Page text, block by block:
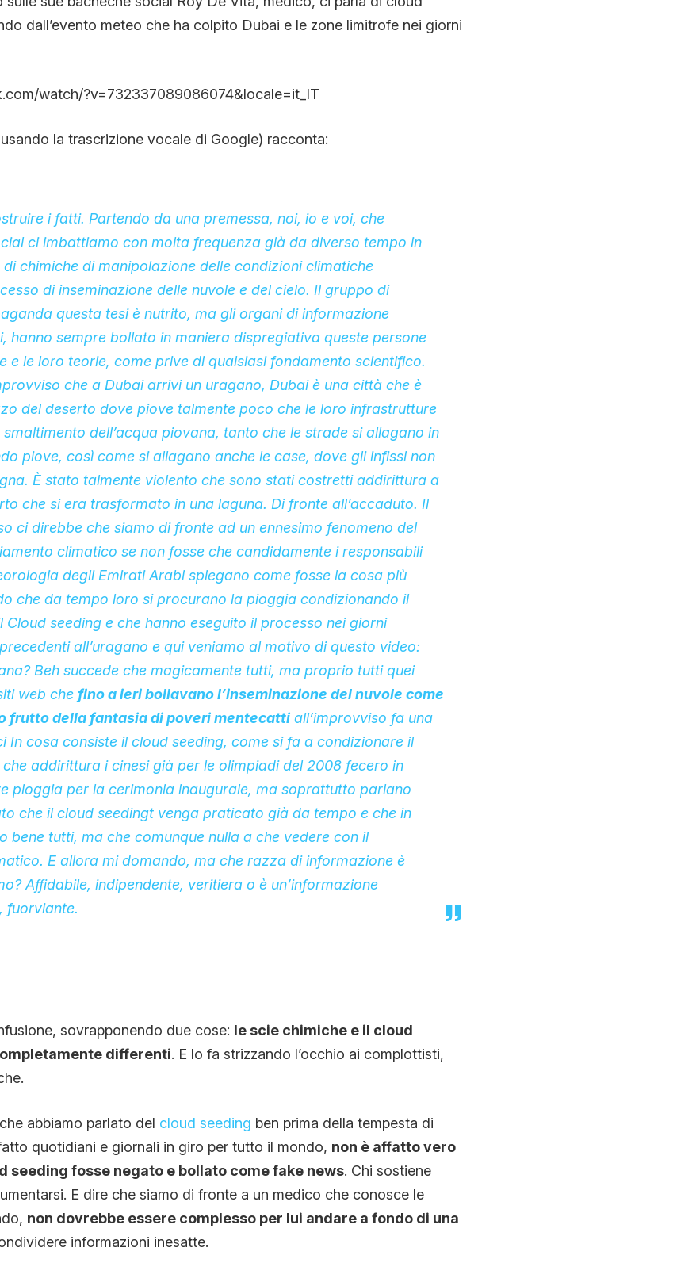
SIAMO
dall’evento meteo che ha colpito Dubai e le zone limitrofe nei giorni
watch/?v=732337089086074&locale=it_IT
la trascrizione vocale di Google) racconta:
i fatti. Partendo da una premessa, noi, io e voi, che
ci imbattiamo con molta frequenza già da diverso tempo in
chimiche di manipolazione delle condizioni climatiche
di inseminazione delle nuvole e del cielo. Il gruppo di
questa tesi è nutrito, ma gli organi di informazione
hanno sempre bollato in maniera dispregiativa queste persone
e le loro teorie, come prive di qualsiasi fondamento scientifico.
che a Dubai arrivi un uragano, Dubai è una città che è
del deserto dove piove talmente poco che le loro infrastrutture
dell’acqua piovana, tanto che le strade si allagano in
piove, così come si allagano anche le case, dove gli infissi non
È stato talmente violento che sono stati costretti addirittura a
che si era trasformato in una laguna. Di fronte all’accaduto. Il
ci direbbe che siamo di fronte ad un ennesimo fenomeno del
climatico se non fosse che candidamente i responsabili
degli Emirati Arabi spiegano come fosse la cosa più
che da tempo loro si procurano la pioggia condizionando il
seeding e che hanno eseguito il processo nei giorni
all’uragano e qui veniamo al motivo di questo video:
Beh succede che magicamente tutti, ma proprio tutti quei
web che fino a ieri bollavano l’inseminazione del nuvole come
frutto della fantasia di poveri mentecattiall’improvviso fa una
In cosa consiste il cloud seeding, come si fa a condizionare il
addirittura i cinesi già per le olimpiadi del 2008 fecero in
pioggia per la cerimonia inaugurale, ma soprattutto parlano
che il cloud seedingt venga praticato già da tempo e che in
bene tutti, ma che comunque nulla a che vedere con il
E allora mi domando, ma che razza di informazione è
Affidabile, indipendente, veritiera o è un’informazione
fuorviante.
sovrapponendo due cose: le scie chimiche e il cloud
differenti. E lo fa strizzando l’occhio ai complottisti,
abbiamo parlato del cloud seeding ben prima della tempesta di
quotidiani e giornali in giro per tutto il mondo, non è affatto vero
seeding fosse negato e bollato come fake news. Chi sostiene
E dire che siamo di fronte a un medico che conosce le
non dovrebbe essere complesso per lui andare a fondo di una
informazioni inesatte.